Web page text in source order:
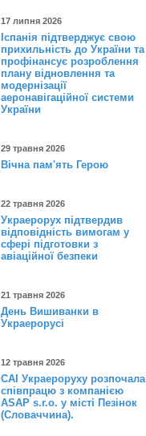
17 липня 2026
Іспанія підтверджує свою
прихильність до України та
профінансує розроблення
плану відновлення та
модернізації
аеронавігаційної системи
України
29 травня 2026
Вічна пам'ять Герою
22 травня 2026
Украерорух підтвердив
відповідність вимогам у
сфері підготовки з
авіаційної безпеки
21 травня 2026
День Вишиванки в
Украерорусі
12 травня 2026
САІ Украероруху розпочала
співпрацю з компанією
ASAP s.r.o. у місті Пезінок
(Словаччина).